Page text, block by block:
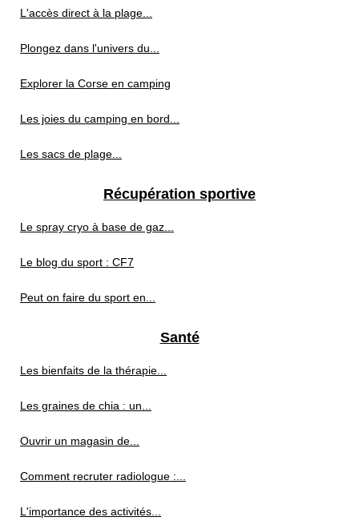
L'accès direct à la plage...
Plongez dans l'univers du...
Explorer la Corse en camping
Les joies du camping en bord...
Les sacs de plage...
Récupération sportive
Le spray cryo à base de gaz...
Le blog du sport : CF7
Peut on faire du sport en...
Santé
Les bienfaits de la thérapie...
Les graines de chia : un...
Ouvrir un magasin de...
Comment recruter radiologue :...
L'importance des activités...